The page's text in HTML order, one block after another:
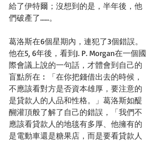
給了伊特爾；沒想到的是，半年後，他
們破產了......。
葛洛斯在6個星期內，連犯了3個錯誤。
他在5, 6年後，看到J. P. Morgan在一個國
際會議上說的一句話，才體會到自己的
盲點所在︰「在你把錢借出去的時候，
不應該看對方是否資本雄厚，要注意的
是貸款人的人品和性格。」葛洛斯如醍
醐灌頂般了解了自己的錯誤，「我們不
應該看貸款人的地毯有多厚、他擁有的
是電動車還是糖果店，而是要看貸款人